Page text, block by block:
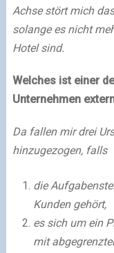
Achse stört mich
solange es nicht
Hotel sind.
Welches ist einer
Unternehmen
Da fallen mir drei
hinzugezogen, falls
die
Kunden gehört,
es sich um ein
mit